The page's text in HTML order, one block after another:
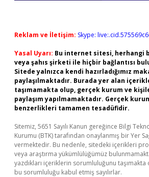
Reklam ve İletişim: Skype:
Yasal Uyarı: Bu internet sitesi, herhangi
veya şahıs şirketi ile hiçbir bağlantısı
Sitede yalnızca kendi hazırladığımız
paylaşılmaktadır. Burada yer alan
taşımamakta olup, gerçek kurum ve
paylaşım yapılmamaktadır. Gerçek
benzerlikleri tamamen tesadüfidir.
Sitemiz, 5651 Sayılı Kanun gereğince Bilgi
Kurumu (BTK) tarafından onaylanmış bir Yer
vermektedir. Bu nedenle, sitedeki içerikleri
veya araştırma yükümlülüğümüz
yazdıkları içeriklerin sorumluluğunu
bu sorumluluğu kabul etmiş sayılırlar.